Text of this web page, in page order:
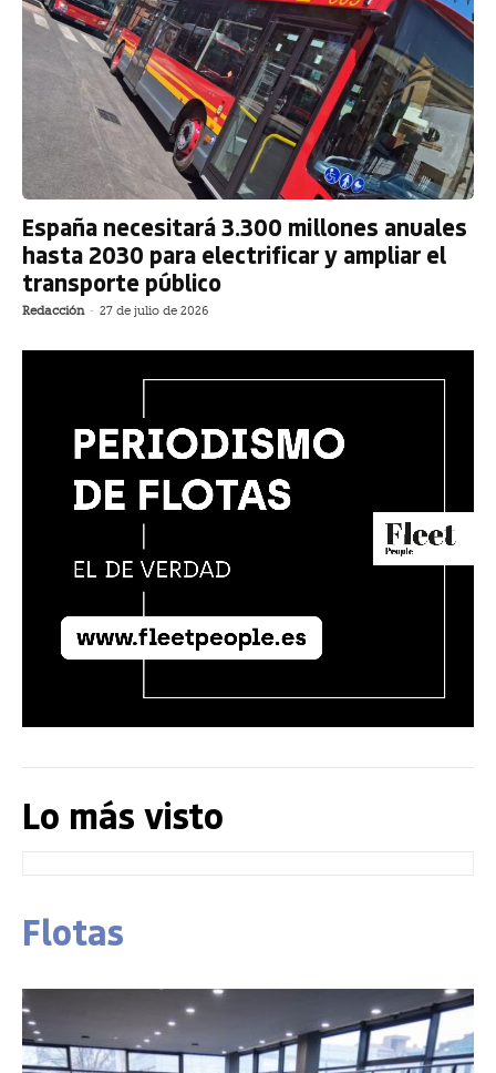
España necesitará 3.300 millones anuales
hasta 2030 para electrificar y ampliar el
transporte público
Redacción - 27 de julio de 2026
Lo más visto
Flotas